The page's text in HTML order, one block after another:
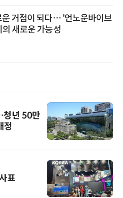
운 거점이 되다… '언노운바이브
새로운 가능성
년 50만
정
표